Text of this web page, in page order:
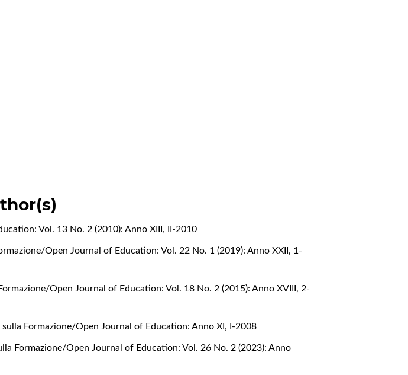
Vol. 13 No. 2 (2010): Anno XIII, II-2010
Open Journal of Education: Vol. 22 No. 1 (2019): Anno XXII, 1-
Open Journal of Education: Vol. 18 No. 2 (2015): Anno XVIII, 2-
sulla Formazione/Open Journal of Education: Anno XI, I-2008
Formazione/Open Journal of Education: Vol. 26 No. 2 (2023): Anno